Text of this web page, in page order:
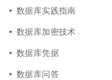
数据库实践指南
数据库加密技术
数据库凭据
数据库问答